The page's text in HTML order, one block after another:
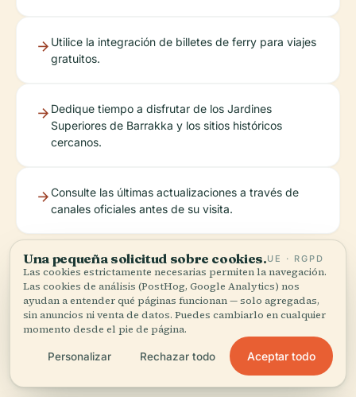
Utilice la integración de billetes de ferry para viajes
gratuitos.
Dedique tiempo a disfrutar de los Jardines
Superiores de Barrakka y los sitios históricos
cercanos.
Consulte las últimas actualizaciones a través de
canales oficiales antes de su visita.
Escucha la historia completa en la app
Una pequeña solicitud sobre cookies.UE · RGPD
Las cookies estrictamente necesarias permiten la navegación.
Las cookies de análisis (PostHog, Google Analytics) nos
ayudan a entender qué páginas funcionan — solo agregadas,
sin anuncios ni venta de datos. Puedes cambiarlo en cualquier
momento desde el pie de página.
Personalizar Rechazar todo Aceptar todo